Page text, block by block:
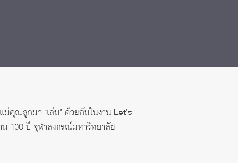
คุณลูกมา “เล่น” ด้วยกันในงาน Let’s
น 100 ปี จุฬาลงกรณ์มหาวิทยาลัย